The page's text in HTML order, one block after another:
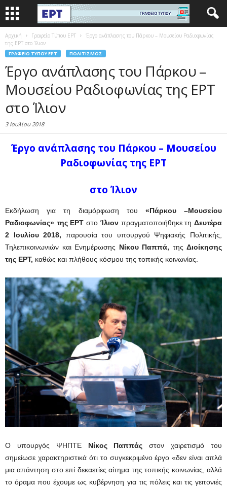
Αρχική Γραφείο Τύπου ΕΡΤ
Έργο ανάπλασης του Πάρκου – Μουσείου Ραδιοφωνίας
της ΕΡΤ στο Ίλιον
ΓΡΑΦΕΊΟ ΤΎΠΟΥ ΕΡΤ ΠΟΛΙΤΙΣΜΌΣ
Έργο ανάπλασης του Πάρκου –
Μουσείου Ραδιοφωνίας της ΕΡΤ
στο Ίλιον
3 Ιουλίου 2018
Έργο ανάπλασης του Πάρκου – Μουσείου
Ραδιοφωνίας της ΕΡΤ
στο Ίλιον
Εκδήλωση για τη διαμόρφωση του «Πάρκου –Μουσείου
Ραδιοφωνίας» της ΕΡΤ στο Ίλιονπραγματοποιήθηκε τηΔευτέρα
2 Ιουλίου 2018, παρουσία του υπουργού Ψηφιακής Πολιτικής,
Τηλεπικοινωνιών και Ενημέρωσης Νίκου Παππά, της Διοίκησης
της ΕΡΤ, καθώς και πλήθους κόσμου της τοπικής κοινωνίας.
O υπουργός ΨΗΠΤΕ Νίκος Παππάς στον χαιρετισμό του
σημείωσε χαρακτηριστικά ότι το συγκεκριμένο έργο «δεν είναι απλά
μια απάντηση στο επί δεκαετίες αίτημα της τοπικής κοινωνίας, αλλά
το όραμα που έχουμε ως κυβέρνηση για τις πόλεις και τις γειτονιές